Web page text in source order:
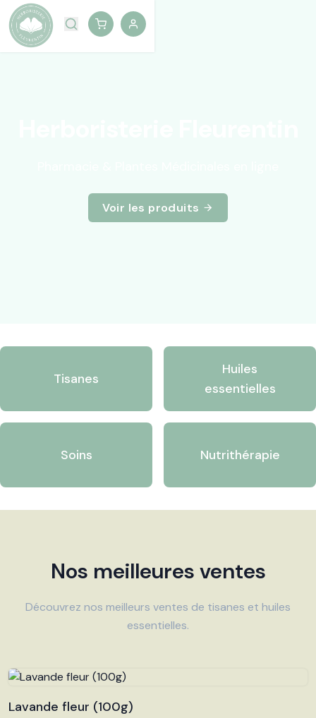
Voir les produits
Tisanes
Huiles
essentielles
Soins Nutrithérapie
Nos meilleures ventes
Découvrez nos meilleurs ventes de tisanes et huiles
essentielles.
Lavande fleur (100g)